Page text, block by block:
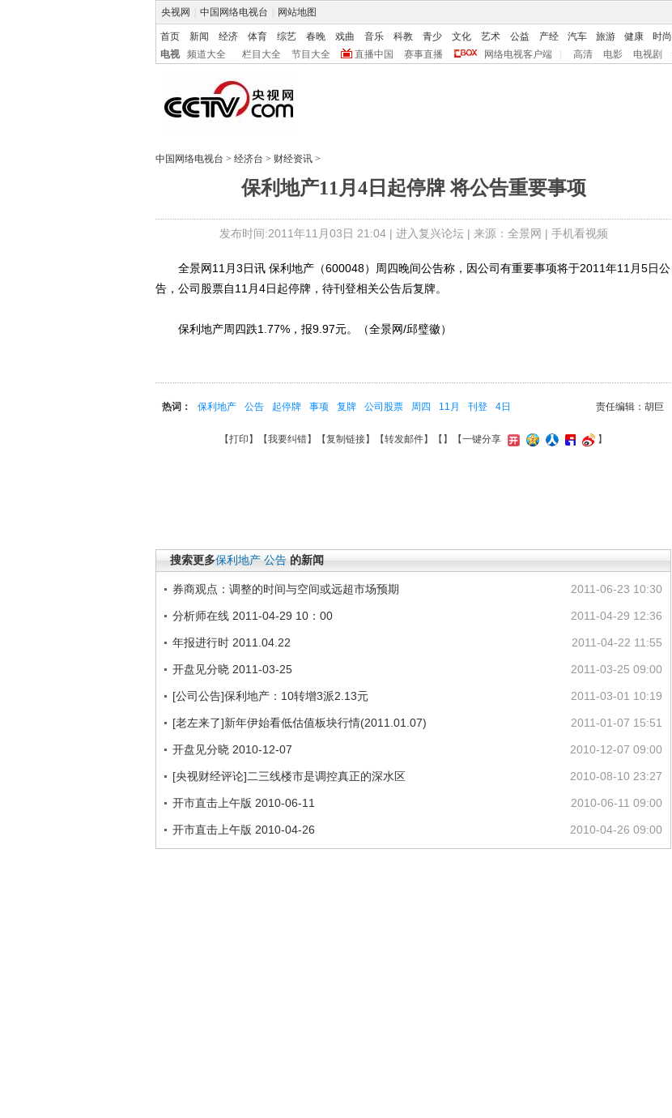
央视网 中国网络电视台 网站地图
首页 新闻 经济 体育 综艺 春晚 戏曲 音乐 科教 青少 文化 艺术 公益 产经 汽车 旅游 健康 时尚
电视
频道大全 栏目大全 节目大全 直播中国 赛事直播 网络电视客户端 高清 电影 电视剧
中国网络电视台 > 经济台 > 财经资讯 >
保利地产11月4日起停牌 将公告重要事项
发布时间:2011年11月03日 21:04 | 进入复兴论坛| 来源：全景网 | 手机看视频
全景网11月3日讯 保利地产（600048）周四晚间公告称，因公司有重要事项将于2011年11月5日公
告，公司股票自11月4日起停牌，待刊登相关公告后复牌。
保利地产周四跌1.77%，报9.97元。（全景网/邱璧徽）
责任编辑：胡巨
热词： 保利地产 公告 起停牌 事项 复牌 公司股票 周四 11月 刊登 4日
【打印 】【我要纠错】【复制链接】【转发邮件】【 】 【一键分享 】
搜索更多保利地产 公告 的新闻
2011-06-23 10:30
券商观点：调整的时间与空间或远超市场预期
2011-04-29 12:36
分析师在线 2011-04-29 10：00
2011-04-22 11:55
年报进行时 2011.04.22
2011-03-25 09:00
开盘见分晓 2011-03-25
2011-03-01 10:19
[公司公告]保利地产：10转增3派2.13元
2011-01-07 15:51
[老左来了]新年伊始看低估值板块行情(2011.01.07)
2010-12-07 09:00
开盘见分晓 2010-12-07
2010-08-10 23:27
[央视财经评论]二三线楼市是调控真正的深水区
2010-06-11 09:00
开市直击上午版 2010-06-11
2010-04-26 09:00
开市直击上午版 2010-04-26